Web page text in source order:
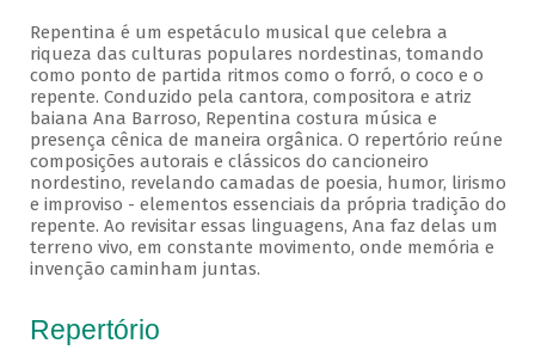
Repentina é um espetáculo musical que celebra a
riqueza das culturas populares nordestinas, tomando
como ponto de partida ritmos como o forró, o coco e o
repente. Conduzido pela cantora, compositora e atriz
baiana Ana Barroso, Repentina costura música e
presença cênica de maneira orgânica. O repertório reúne
composições autorais e clássicos do cancioneiro
nordestino, revelando camadas de poesia, humor, lirismo
e improviso - elementos essenciais da própria tradição do
repente. Ao revisitar essas linguagens, Ana faz delas um
terreno vivo, em constante movimento, onde memória e
invenção caminham juntas.
Repertório